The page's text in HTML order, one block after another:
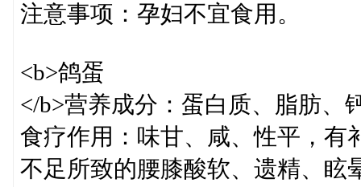
注意事项：孕妇不宜食用。
<b>鸽蛋
</b>营养成分：蛋白质、脂肪、
食疗作用：味甘、咸、性平，有
不足所致的腰膝酸软、遗精、眩